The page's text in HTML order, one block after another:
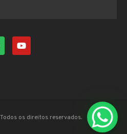
os direitos reservados.